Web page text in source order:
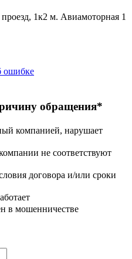
1к2 м. Авиамоторная 1
ошибке
обращения*
компанией, нарушает
не соответствуют
договора и/или сроки
в мошенничестве